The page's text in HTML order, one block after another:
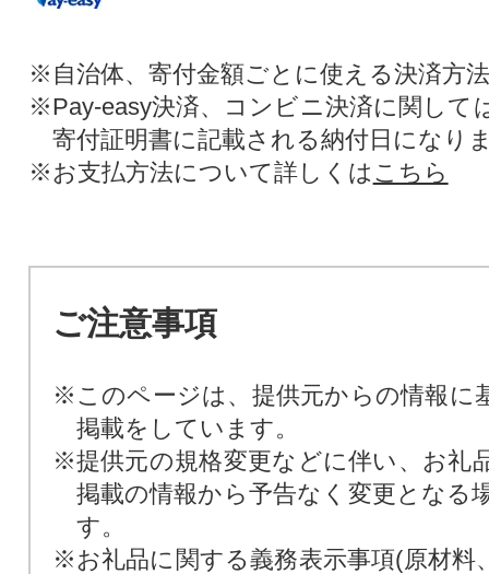
※自治体、寄付金額ごとに使える決済方
※Pay-easy決済、コンビニ決済に関して
寄付証明書に記載される納付日になり
※お支払方法について詳しくは こちら
ご注意事項
※このページは、提供元からの情報に
掲載をしています。
※提供元の規格変更などに伴い、お礼
掲載の情報から予告なく変更となる
す。
※お礼品に関する義務表示事項(原材料